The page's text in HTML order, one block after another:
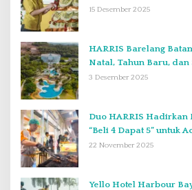
15 Desember 2025
HARRIS Barelang
Natal, Tahun Baru, dan
Terlupakan di
3 Desember 2025
Duo HARRIS Hadirkan
“Beli 4 Dapat 5” untuk
22 November 2025
Yello Hotel Harbour